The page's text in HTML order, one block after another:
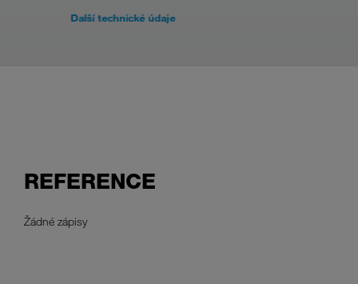
Další technické údaje
REFERENCE
Žádné zápisy